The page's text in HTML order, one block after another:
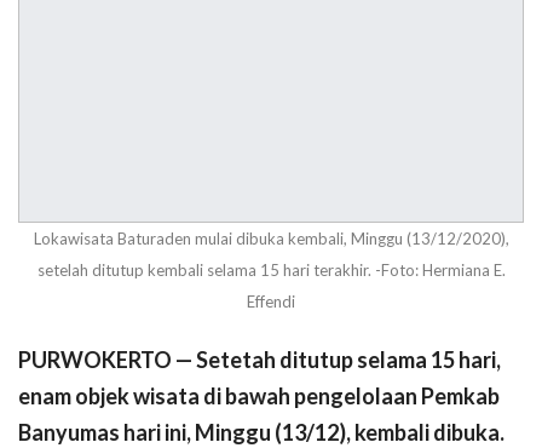
Lokawisata Baturaden mulai dibuka kembali, Minggu (13/12/2020),
setelah ditutup kembali selama 15 hari terakhir. -Foto: Hermiana E.
Effendi
PURWOKERTO — Setetah ditutup selama 15 hari,
enam objek wisata di bawah pengelolaan Pemkab
Banyumas hari ini, Minggu (13/12), kembali dibuka.